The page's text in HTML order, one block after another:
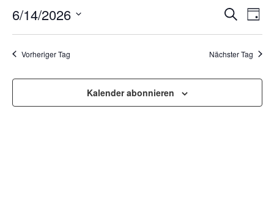
UND
SucheTag
6/14/2026
wählen.
Vorheriger Tag Nächster Tag
Kalender abonnieren